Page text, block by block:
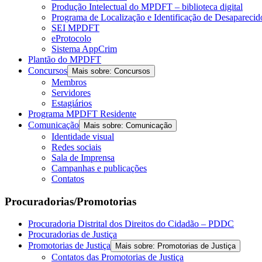
Produção Intelectual do MPDFT – biblioteca digital
Programa de Localização e Identificação de
SEI MPDFT
eProtocolo
Sistema AppCrim
Plantão do MPDFT
Concursos
Mais sobre: Concursos
Membros
Servidores
Estagiários
Programa MPDFT Residente
Comunicação
Mais sobre: Comunicação
Identidade visual
Redes sociais
Sala de Imprensa
Campanhas e publicações
Contatos
Procuradorias/Promotorias
Procuradoria Distrital dos Direitos do Cidadão – PDDC
Procuradorias de Justiça
Promotorias de Justiça
Mais sobre: Promotorias de Justiça
Contatos das Promotorias de Justiça